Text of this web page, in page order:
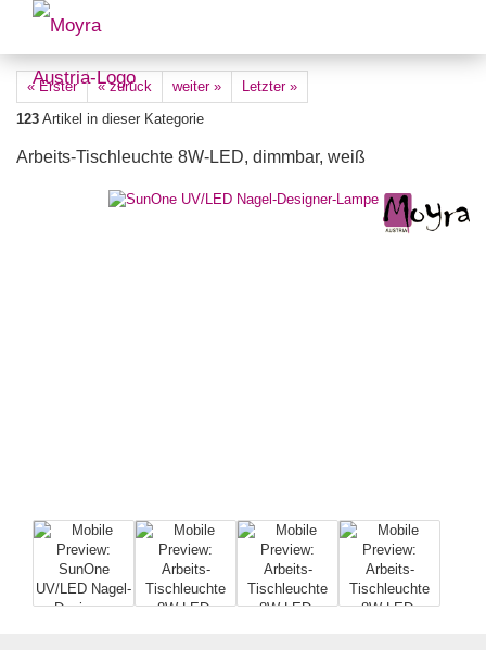
« Erster « zurück weiter »
Letzter »
123 Artikel in dieser Kategorie
Arbeits-Tischleuchte 8W-LED, dimmbar, weiß